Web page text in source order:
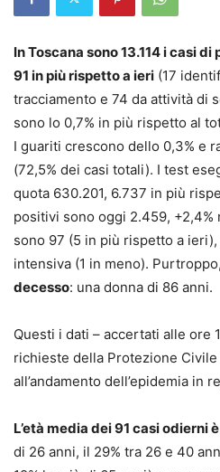
In Toscana sono 13.114 i casi
91 in più rispetto a ieri (17
tracciamento e 74 da attività di
sono lo 0,7% in più rispetto al
I guariti crescono dello 0,3% e
(72,5% dei casi totali). I test
quota 630.201, 6.737 in più
positivi sono oggi 2.459,
sono 97 (5 in più rispetto a
intensiva (1 in meno).
decesso: una donna di 86 anni.
Questi i dati – accertati alle ore
richieste della Protezione
all’andamento dell’epidemia in
L’età media dei 91 casi odierni
di 26 anni, il 29% tra 26 e 40